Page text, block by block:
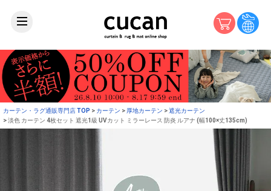
カーテン・ラグ通販専門店 TOP カーテン 厚地カーテン
遮光カーテン
淡色 カーテン 4枚セット 遮光1級 UVカット ミラーレース 防炎 ルアナ (幅100×丈135cm)